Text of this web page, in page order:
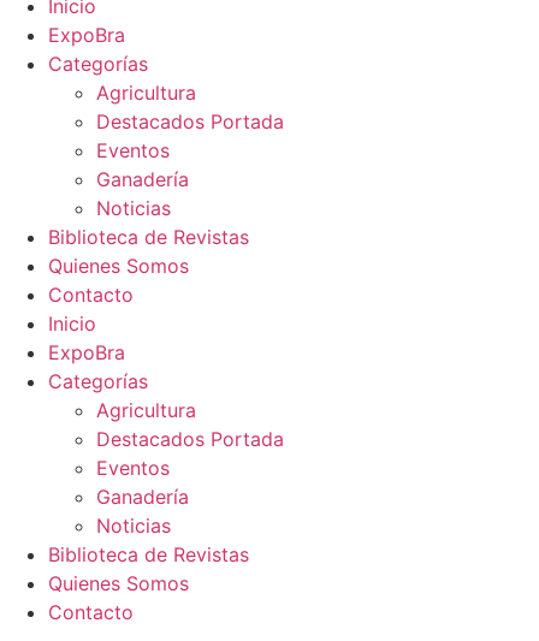
Inicio
ExpoBra
Categorías
Agricultura
Destacados Portada
Eventos
Ganadería
Noticias
Biblioteca de Revistas
Quienes Somos
Contacto
Inicio
ExpoBra
Categorías
Agricultura
Destacados Portada
Eventos
Ganadería
Noticias
Biblioteca de Revistas
Quienes Somos
Contacto